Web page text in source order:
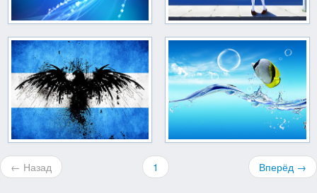
← Назад 1 Вперёд →